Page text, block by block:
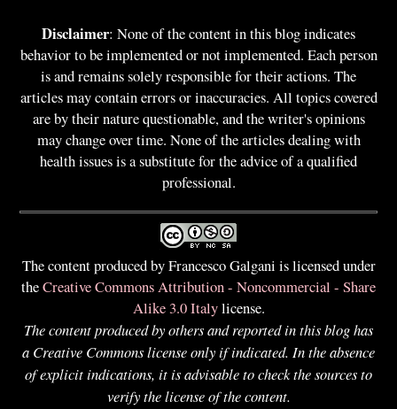
Disclaimer: None of the content in this blog indicates
behavior to be implemented or not implemented. Each person
is and remains solely responsible for their actions. The
articles may contain errors or inaccuracies. All topics covered
are by their nature questionable, and the writer's opinions
may change over time. None of the articles dealing with
health issues is a substitute for the advice of a qualified
professional.
The content produced by Francesco Galgani is licensed under
theCreative Commons Attribution - Noncommercial - Share
Alike 3.0 Italylicense.
The content produced by others and reported in this blog has
a Creative Commons license only if indicated. In the absence
of explicit indications, it is advisable to check the sources to
verify the license of the content.